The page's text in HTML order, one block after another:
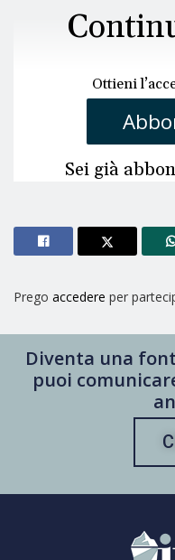
Ottieni
Sei già
Prego accedere per
Diventa una
puoi